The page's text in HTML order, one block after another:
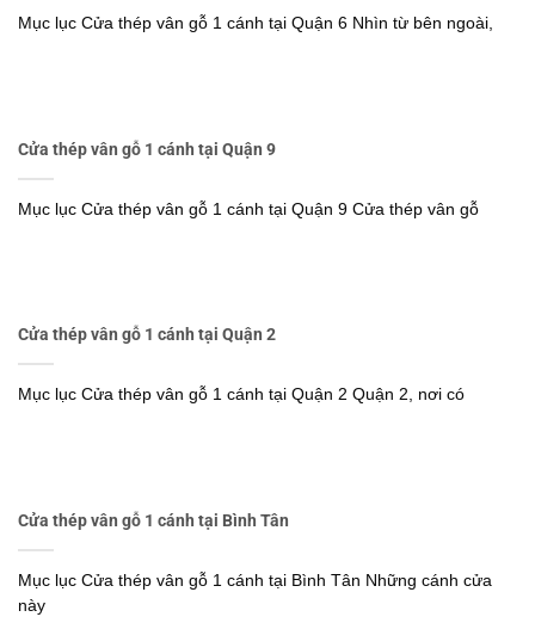
Mục lục Cửa thép vân gỗ 1 cánh tại Quận 6 Nhìn từ bên ngoài,
Cửa thép vân gỗ 1 cánh tại Quận 9
Mục lục Cửa thép vân gỗ 1 cánh tại Quận 9 Cửa thép vân gỗ
Cửa thép vân gỗ 1 cánh tại Quận 2
Mục lục Cửa thép vân gỗ 1 cánh tại Quận 2 Quận 2, nơi có
Cửa thép vân gỗ 1 cánh tại Bình Tân
Mục lục Cửa thép vân gỗ 1 cánh tại Bình Tân Những cánh cửa
này